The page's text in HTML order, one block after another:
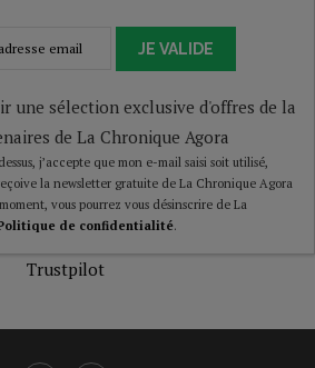
JE VALIDE
une sélection exclusive d'offres de la
de La Chronique Agora
j’accepte que mon e-mail saisi soit utilisé,
la newsletter gratuite de La Chronique Agora
vous pourrez vous désinscrire de La
de confidentialité.
Trustpilot